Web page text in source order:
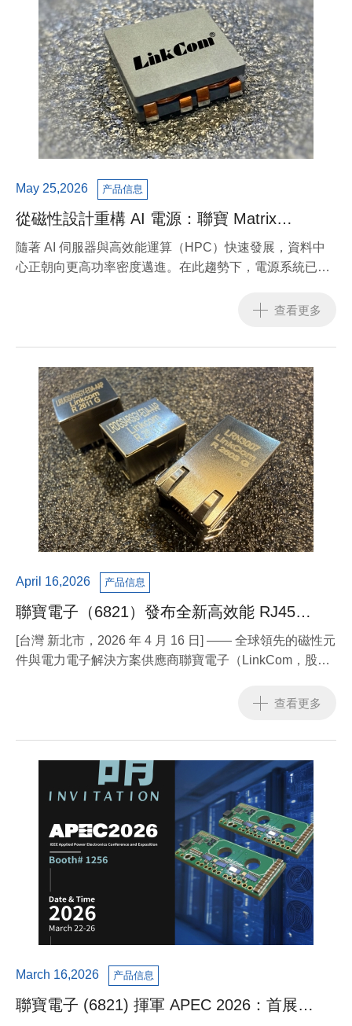
May 25,2026 产品信息
從磁性設計重構 AI 電源：聯寶 Matrix
Inductor 技術深化供電效率與穩定性
隨著 AI 伺服器與高效能運算（HPC）快速發展，資料中
心正朝向更高功率密度邁進。在此趨勢下，電源系統已從
查看更多
April 16,2026 产品信息
聯寶電子（6821）發布全新高效能 RJ45
ICM，完善 PoE 整合生態系，助力 AI 與網通
升級
[台灣 新北市，2026 年 4 月 16 日] —— 全球領先的磁性元
件與電力電子解決方案供應商聯寶電子（LinkCom，股票
接器模組（RJ45 Integrated Connector Module, ICM）。
PoE（Power over Ethernet）應用領域已完成從「關鍵組
件」到「高度整合系統方案」的完整戰略佈局。
查看更多
March 16,2026 产品信息
聯寶電子 (6821) 揮軍 APEC 2026：首展